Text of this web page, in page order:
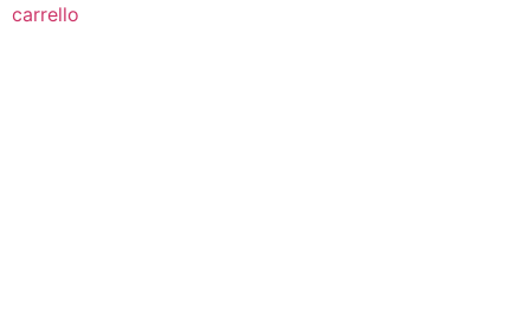
carrello